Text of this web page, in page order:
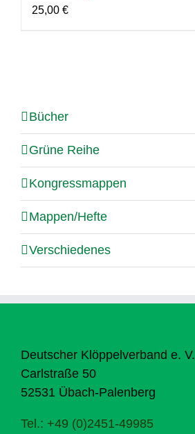
25,00 €
Bücher
Grüne Reihe
Kongressmappen
Mappen/Hefte
Verschiedenes
Deutscher Klöppelverband e. V.
Carlstraße 50
52531 Übach-Palenberg
Tel.: +49 (0)2451-49985